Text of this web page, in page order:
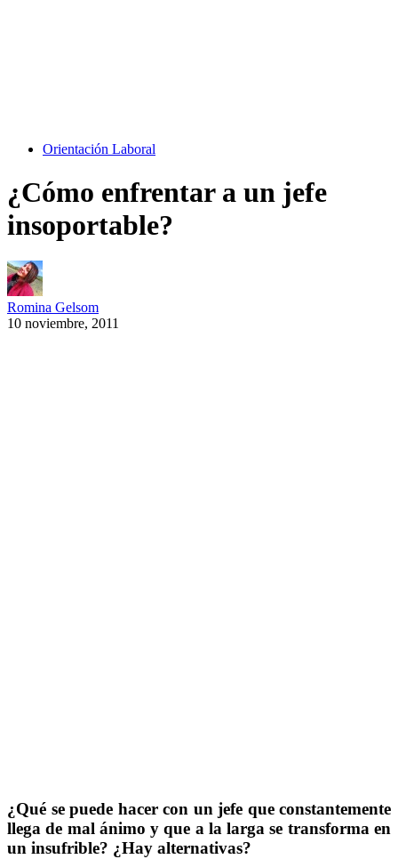
Orientación Laboral
¿Cómo enfrentar a un jefe
insoportable?
Romina Gelsom
10 noviembre, 2011
¿Qué se puede hacer con un jefe que constantemente
llega de mal ánimo y que a la larga se transforma en
un insufrible? ¿Hay alternativas?